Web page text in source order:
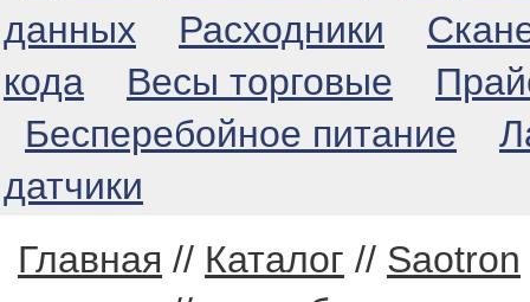
данных
Расходники
кода
Весы торговые
Бесперебойное питание
датчики
Главная // Каталог // Saotron